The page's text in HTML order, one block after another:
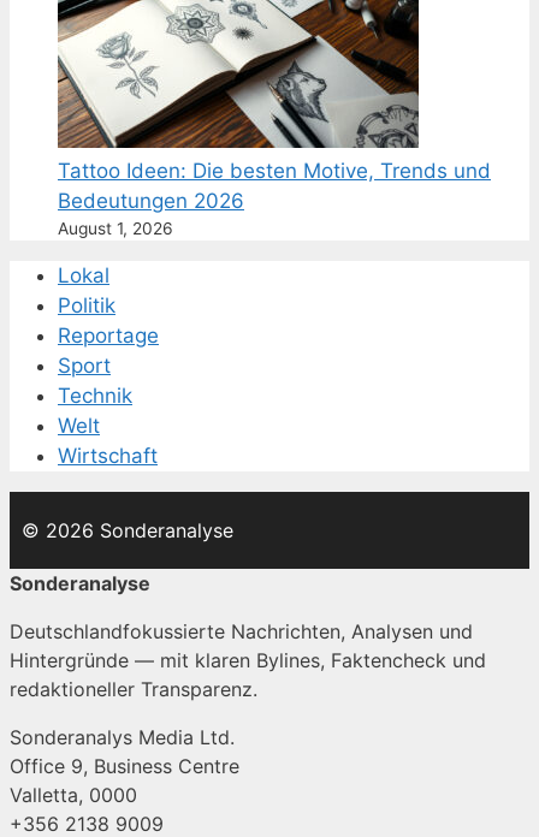
Tattoo Ideen: Die besten Motive, Trends und
Bedeutungen 2026
August 1, 2026
Lokal
Politik
Reportage
Sport
Technik
Welt
Wirtschaft
© 2026 Sonderanalyse
Sonderanalyse
Deutschlandfokussierte Nachrichten, Analysen und
Hintergründe — mit klaren Bylines, Faktencheck und
redaktioneller Transparenz.
Sonderanalys Media Ltd.
Office 9, Business Centre
Valletta, 0000
+356 2138 9009